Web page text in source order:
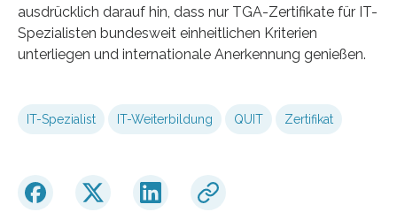
ausdrücklich darauf hin, dass nur TGA-Zertifikate für IT-
Spezialisten bundesweit einheitlichen Kriterien
unterliegen und internationale Anerkennung genießen.
IT-Spezialist IT-Weiterbildung QUIT Zertifikat